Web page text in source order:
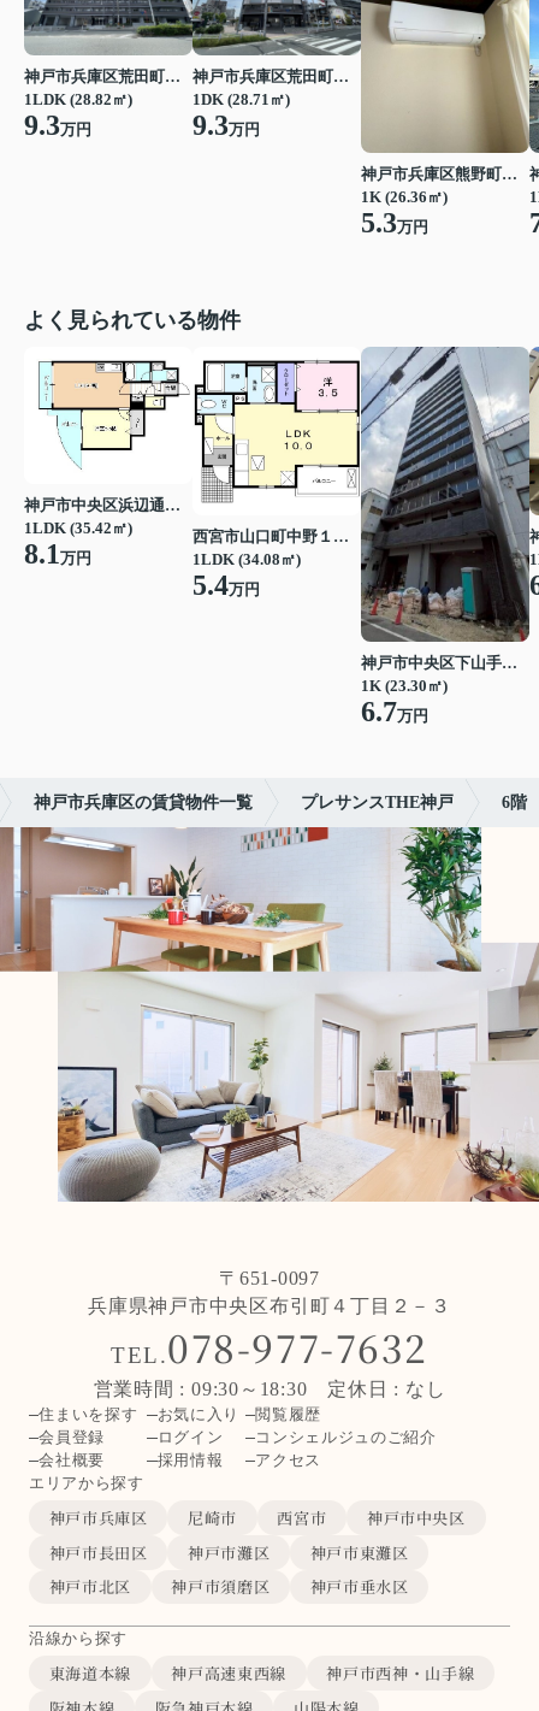
神戸市兵庫区荒田町１丁目
1LDK (28.82㎡)
9.3万円
神戸市兵庫区荒田町１丁目
1DK (28.71㎡)
9.3万円
神戸市兵庫区熊野町５丁目
1K (26.36㎡)
5.3万円
よく見られている物件
神戸市中央区浜辺通３丁目
1LDK (35.42㎡)
8.1万円
西宮市山口町中野１丁目
1LDK (34.08㎡)
5.4万円
神戸市中央区下山手通７丁目
1K (23.30㎡)
6.7万円
神戸市兵庫区の賃貸物件一覧 プレサンスTHE神戸 6階
〒651-0097
兵庫県神戸市中央区布引町４丁目２－３
TEL.078-977-7632
営業時間 : 09:30～18:30 定休日 : なし
住まいを探す お気に入り
閲覧履歴
会員登録
ログイン
コンシェルジュのご紹介
会社概要
採用情報
アクセス
エリアから探す
神戸市兵庫区 尼崎市 西宮市
神戸市中央区
神戸市長田区
神戸市灘区
神戸市東灘区
神戸市北区
神戸市須磨区 神戸市垂水区
沿線から探す
東海道本線 神戸高速東西線
神戸市西神・山手線